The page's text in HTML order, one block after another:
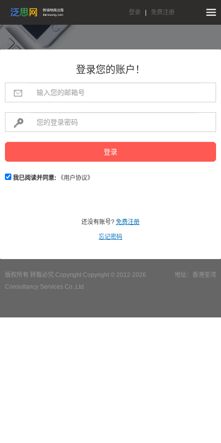
登录 免费注册
登录您的账户！
登录
我已阅读并同意: 《用户协议》
还没有账号? 免费注册
忘记密码
地址：香港荃湾
版权所有 转载必究 Copyright Copyright © 2012-2026
Consultancy Services Co.,Ltd